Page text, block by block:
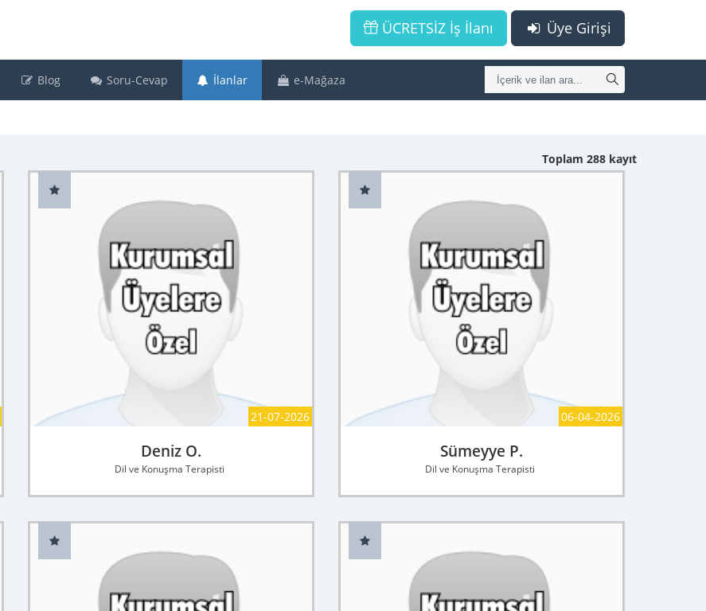
Üye Girişi
ÜCRETSİZ İş İlanı
Blog Soru-Cevap İlanlar e-Mağaza
Toplam 288 kayıt
21-07-2026
Deniz O.
Dil ve Konuşma Terapisti
06-04-2026
Sümeyye P.
Dil ve Konuşma Terapisti